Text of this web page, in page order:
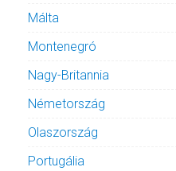
Málta
Montenegró
Nagy-Britannia
Németország
Olaszország
Portugália